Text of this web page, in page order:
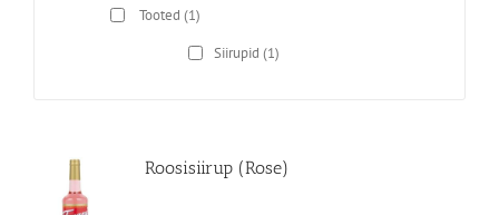
Tooted (1)
Siirupid (1)
Roosisiirup (Rose)